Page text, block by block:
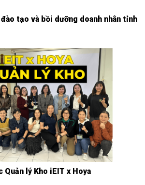
tạo và bồi dưỡng doanh nhân tỉnh
Quản lý Kho iEIT x Hoya